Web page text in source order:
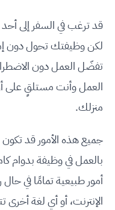
قد ترغب في السفر إلى أحد
لكن وظيفتك تحول دون
تفضّل العمل دون
العمل وأنت مستلقٍ على
منزلك.
جميع هذه الأمور قد
بالعمل في وظيفة بدوام
أمور طبيعية تمامًا في
الإنترنت، أو أي لغة